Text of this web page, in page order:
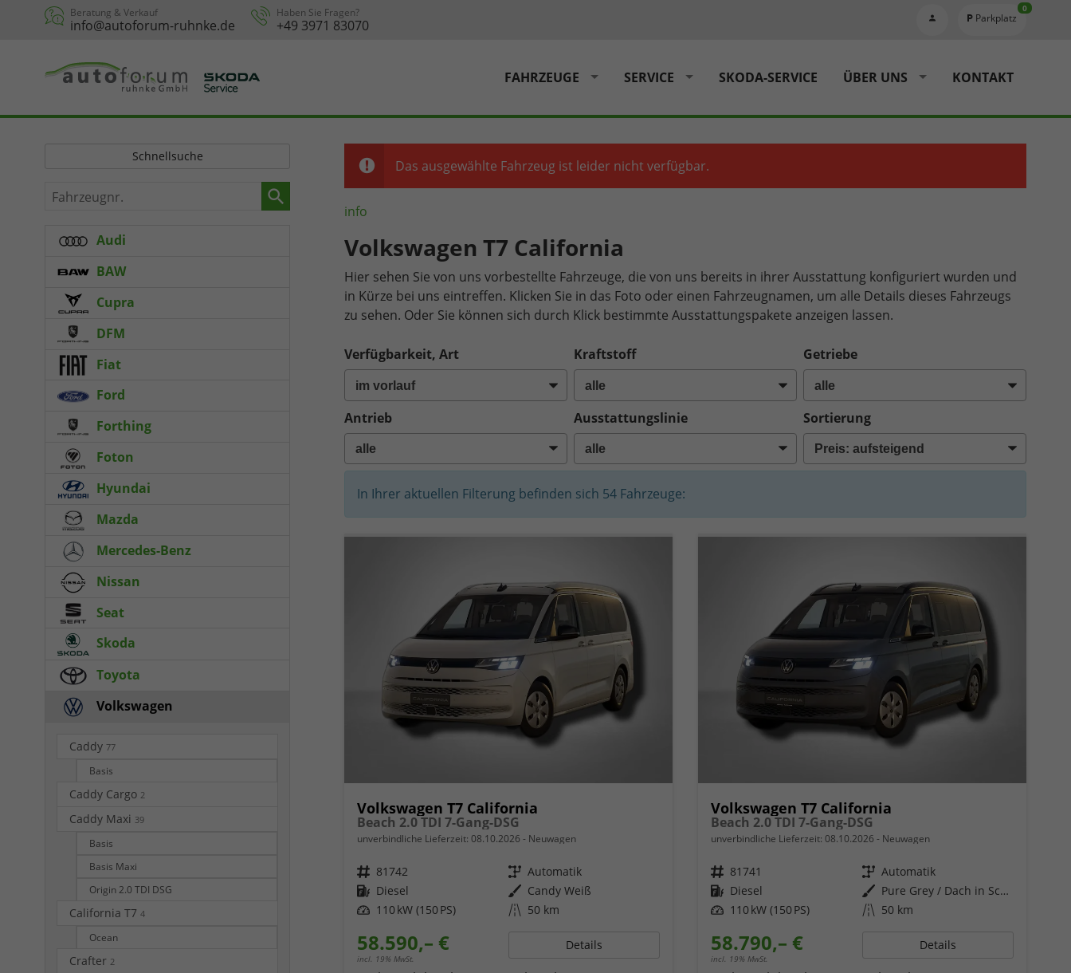
Beratung & Verkauf
info@autoforum-ruhnke.de
Haben Sie Fragen?
+49 3971 83070 Parkplatz
0
FAHRZEUGE SERVICE SKODA-SERVICE ÜBER UNS KONTAKT
Das ausgewählte Fahrzeug ist leider nicht verfügbar.
info
Volkswagen T7 California
Hier sehen Sie von uns vorbestellte Fahrzeuge, die von uns bereits in ihrer Ausstattung konfiguriert wurden und
in Kürze bei uns eintreffen. Klicken Sie in das Foto oder einen Fahrzeugnamen, um alle Details dieses Fahrzeugs
zu sehen. Oder Sie können sich durch Klick bestimmte Ausstattungspakete anzeigen lassen.
Verfügbarkeit, Art Kraftstoff Getriebe
Antrieb Ausstattungslinie Sortierung
In Ihrer aktuellen Filterung befinden sich 54Fahrzeuge:
Volkswagen T7 California
Beach 2.0 TDI 7-Gang-DSG
unverbindliche Lieferzeit: 08.10.2026 Neuwagen
Fahrzeugnr. 81742 Getriebe Automatik
Kraftstoff Diesel Außenfarbe Candy Weiß
Leistung 110 kW (150 PS) Kilometerstand 50 km
58.590,– €
incl. 19% MwSt.
Details
Volkswagen T7 California
Beach 2.0 TDI 7-Gang-DSG
unverbindliche Lieferzeit: 08.10.2026 Neuwagen
Fahrzeugnr. 81741 Getriebe Automatik
Kraftstoff Diesel Außenfarbe
Pure Grey / Dach in Schwarz
Leistung 110 kW (150 PS) Kilometerstand 50 km
58.790,– €
incl. 19% MwSt.
Details
Schnellsuche
Fahrzeugnr.
Audi
BAW
Cupra
DFM
Fiat
Ford
Forthing
Foton
Hyundai
Mazda
Mercedes-Benz
Nissan
Seat
Skoda
Toyota
Volkswagen
Caddy 77
Basis
Caddy Cargo 2
Caddy Maxi 39
Basis
Basis Maxi
Origin 2.0 TDI DSG
California T7 4
Ocean
Crafter 2